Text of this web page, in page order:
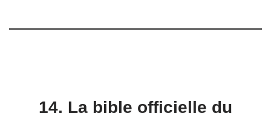
14. La bible officielle du